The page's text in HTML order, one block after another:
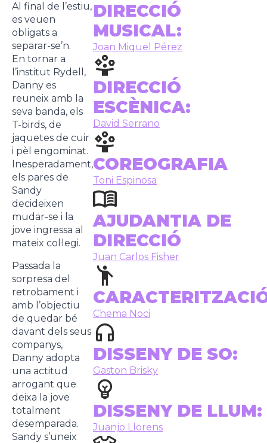
Al final de l’estiu,
es veuen
obligats a
separar-se’n.
En tornar a
l’institut Rydell,
Danny es
reuneix amb la
seva banda, els
T-birds, de
jaquetes de cuir
i pèl engominat.
Inesperadament,
els pares de
Sandy
decideixen
mudar-se i la
jove ingressa al
mateix col·legi.
Passada la
sorpresa del
retrobament i
amb l’objectiu
de quedar bé
davant dels seus
companys,
Danny adopta
una actitud
arrogant que
deixa la jove
totalment
desemparada.
Sandy s’uneix
DIRECCIÓ
MUSICAL:
Joan Miquel Pérez
DIRECCIÓ
ESCÈNICA:
David Serrano
COREOGRAFIA
Toni Espinosa
AJUDANTIA DE
DIRECCIÓ
Juan Carlos Fisher
Chema Noci
DISSENY DE SO:
Gaston Brisky
DISSENY DE LLUM:
Juanjo Llorens